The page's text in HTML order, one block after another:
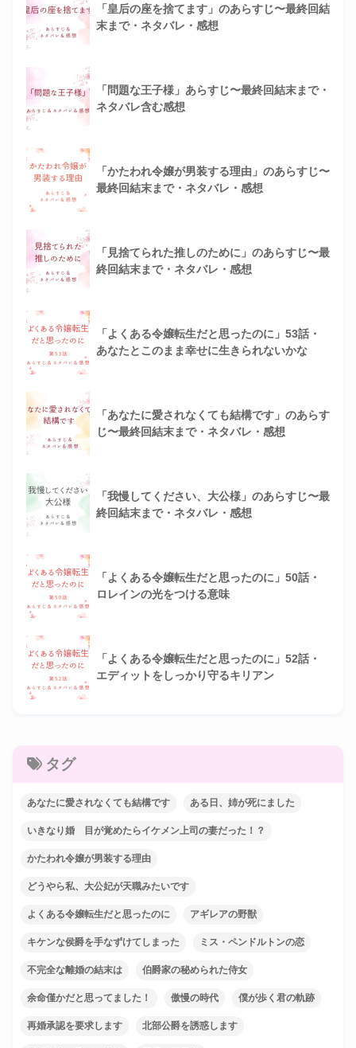
「皇后の座を捨てます」のあらすじ〜最終回結
末まで・ネタバレ・感想
「問題な王子様」あらすじ〜最終回結末まで・
ネタバレ含む感想
「かたわれ令嬢が男装する理由」のあらすじ〜
最終回結末まで・ネタバレ・感想
「見捨てられた推しのために」のあらすじ〜最
終回結末まで・ネタバレ・感想
「よくある令嬢転生だと思ったのに」53話・
あなたとこのまま幸せに生きられないかな
「あなたに愛されなくても結構です」のあらす
じ〜最終回結末まで・ネタバレ・感想
「我慢してください、大公様」のあらすじ〜最
終回結末まで・ネタバレ・感想
「よくある令嬢転生だと思ったのに」50話・
ロレインの光をつける意味
「よくある令嬢転生だと思ったのに」52話・
エディットをしっかり守るキリアン
タグ
あなたに愛されなくても結構です ある日、姉が死にました
いきなり婚 目が覚めたらイケメン上司の妻だった！？
かたわれ令嬢が男装する理由
どうやら私、大公妃が天職みたいです
よくある令嬢転生だと思ったのに アギレアの野獣
キケンな侯爵を手なずけてしまった ミス・ペンドルトンの恋
不完全な離婚の結末は 伯爵家の秘められた侍女
余命僅かだと思ってました！ 傲慢の時代 僕が歩く君の軌跡
再婚承認を要求します 北部公爵を誘惑します